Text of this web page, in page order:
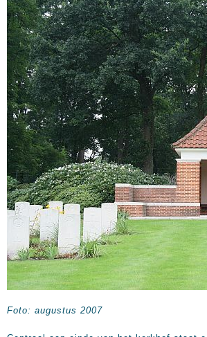
Foto: augustus 2007